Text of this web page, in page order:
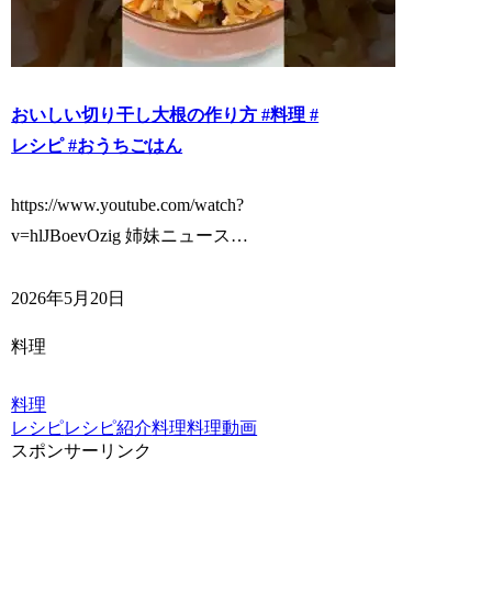
おいしい切り干し大根の作り方 #料理 #
レシピ #おうちごはん
https://www.youtube.com/watch?
v=hlJBoevOzig 姉妹ニュース…
2026年5月20日
料理
料理
レシピレシピ紹介料理料理動画
スポンサーリンク